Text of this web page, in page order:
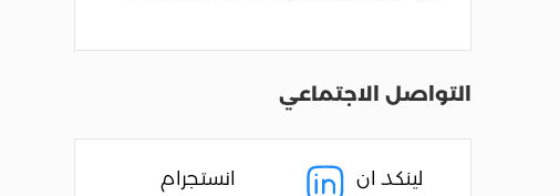
التواصل الاجتماعي
لينكد ان انستجرام